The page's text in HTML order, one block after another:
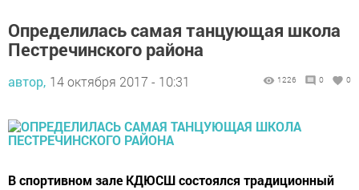
Определилась самая танцующая школа
Пестречинского района
автор, 14 октября 2017 - 10:31 1226 0 0
В спортивном зале КДЮСШ состоялся традиционный